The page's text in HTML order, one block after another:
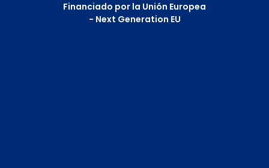
Financiado por la Unión Europea
- Next Generation EU